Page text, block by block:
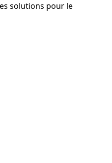
solutions pour le